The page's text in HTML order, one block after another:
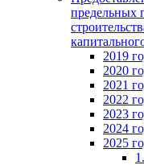
предельных
2019
2020
2021
2022
2023
2024
2025